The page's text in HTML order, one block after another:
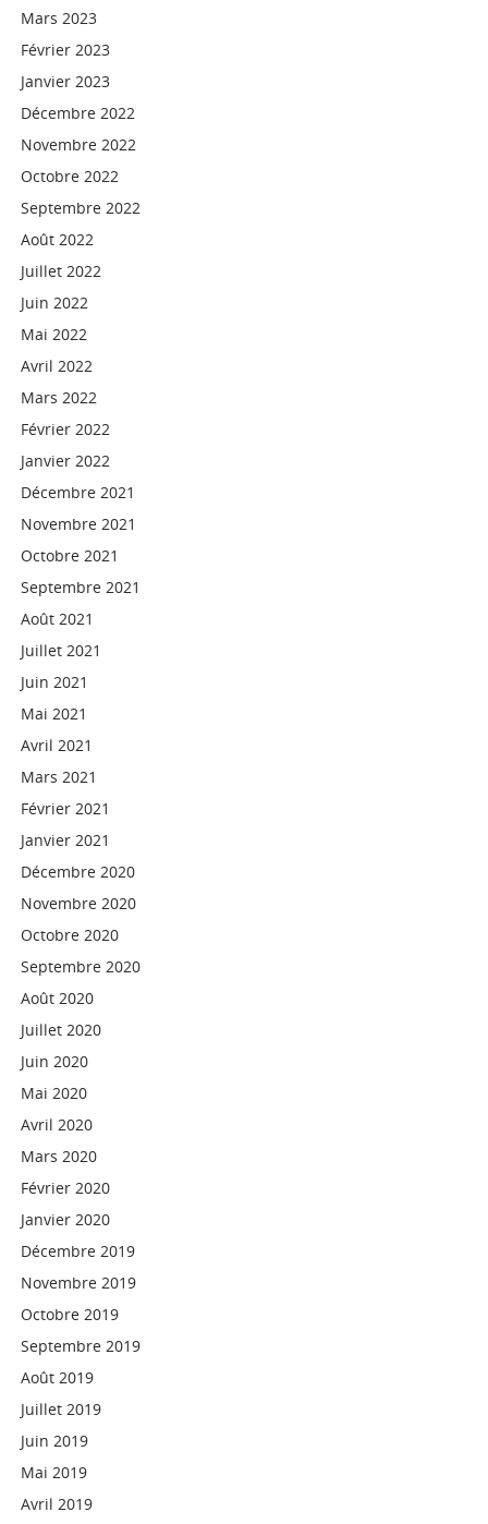
Mars 2023
Février 2023
Janvier 2023
Décembre 2022
Novembre 2022
Octobre 2022
Septembre 2022
Août 2022
Juillet 2022
Juin 2022
Mai 2022
Avril 2022
Mars 2022
Février 2022
Janvier 2022
Décembre 2021
Novembre 2021
Octobre 2021
Septembre 2021
Août 2021
Juillet 2021
Juin 2021
Mai 2021
Avril 2021
Mars 2021
Février 2021
Janvier 2021
Décembre 2020
Novembre 2020
Octobre 2020
Septembre 2020
Août 2020
Juillet 2020
Juin 2020
Mai 2020
Avril 2020
Mars 2020
Février 2020
Janvier 2020
Décembre 2019
Novembre 2019
Octobre 2019
Septembre 2019
Août 2019
Juillet 2019
Juin 2019
Mai 2019
Avril 2019